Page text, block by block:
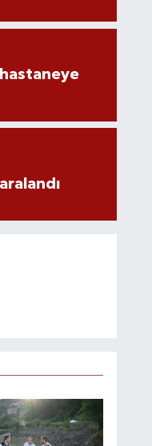
hastaneye